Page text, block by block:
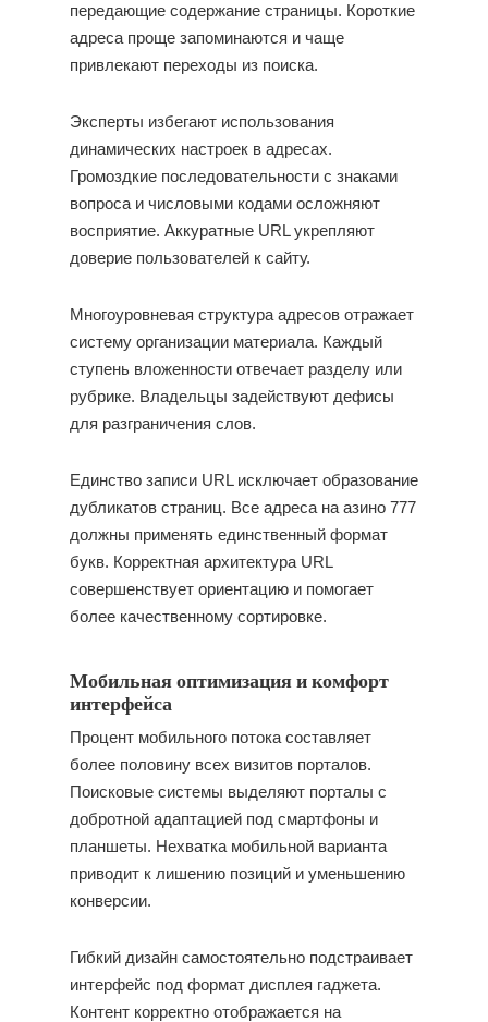
передающие содержание страницы. Короткие
адреса проще запоминаются и чаще
привлекают переходы из поиска.
Эксперты избегают использования
динамических настроек в адресах.
Громоздкие последовательности с знаками
вопроса и числовыми кодами осложняют
восприятие. Аккуратные URL укрепляют
доверие пользователей к сайту.
Многоуровневая структура адресов отражает
систему организации материала. Каждый
ступень вложенности отвечает разделу или
рубрике. Владельцы задействуют дефисы
для разграничения слов.
Единство записи URL исключает образование
дубликатов страниц. Все адреса на азино 777
должны применять единственный формат
букв. Корректная архитектура URL
совершенствует ориентацию и помогает
более качественному сортировке.
Мобильная оптимизация и комфорт
интерфейса
Процент мобильного потока составляет
более половину всех визитов порталов.
Поисковые системы выделяют порталы с
добротной адаптацией под смартфоны и
планшеты. Нехватка мобильной варианта
приводит к лишению позиций и уменьшению
конверсии.
Гибкий дизайн самостоятельно подстраивает
интерфейс под формат дисплея гаджета.
Контент корректно отображается на